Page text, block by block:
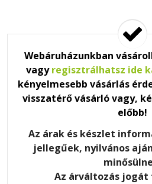
Webáruházunkban
vagyregisztrálhatsz ide
kényelmesebb vásárlás
visszatérő vásárló vagy,
előbb!
Az árak és készlet
jellegűek, nyilvános
Az árváltozás